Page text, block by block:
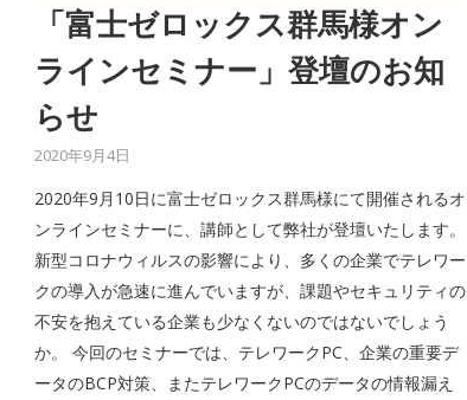
「富士ゼロックス群馬様オン
ラインセミナー」登壇のお知
らせ
2020年9月4日
2020年9月10日に富士ゼロックス群馬様にて開催されるオ
ンラインセミナーに、講師として弊社が登壇いたします。
新型コロナウィルスの影響により、多くの企業でテレワー
クの導入が急速に進んでいますが、課題やセキュリティの
不安を抱えている企業も少なくないのではないでしょう
か。 今回のセミナーでは、テレワークPC、企業の重要デ
ータのBCP対策、またテレワークPCのデータの情報漏え